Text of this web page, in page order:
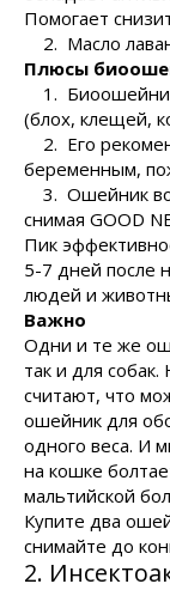
Помогает
2. Масло
Плюсы
1. Биоошейник
(блох, клещей,
2. Его
беременным,
3. Ошейник
снимая GOOD
Пик
5-7 дней после
людей и
Важно
Одни и те же
так и для
считают, что
ошейник для
одного веса. И
на кошке
мальтийской
Купите два
снимайте до
2.